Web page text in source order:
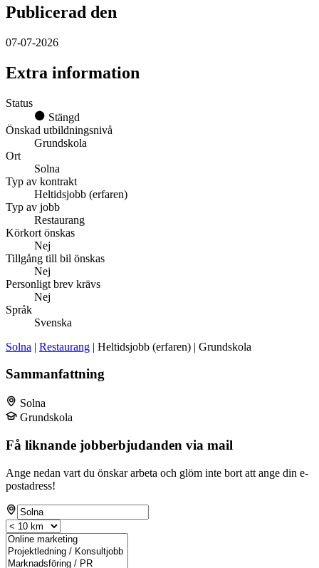
Publicerad den
07-07-2026
Extra information
Status
Stängd
Önskad utbildningsnivå
Grundskola
Ort
Solna
Typ av kontrakt
Heltidsjobb (erfaren)
Typ av jobb
Restaurang
Körkort önskas
Nej
Tillgång till bil önskas
Nej
Personligt brev krävs
Nej
Språk
Svenska
Solna | Restaurang | Heltidsjobb (erfaren) | Grundskola
Sammanfattning
Solna
Grundskola
Få liknande jobberbjudanden via mail
Ange nedan vart du önskar arbeta och glöm inte bort att ange din e-
postadress!